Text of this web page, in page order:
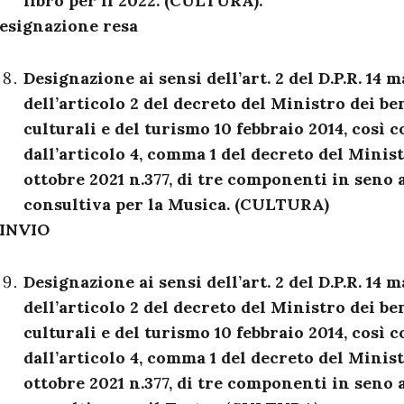
resa
Designazione ai sensi dell’art. 2 del D.P.R. 14
dell’articolo 2 del decreto del Ministro dei
culturali e del turismo 10 febbraio 2014, così
dall’articolo 4, comma 1 del decreto del
ottobre 2021 n.377, di tre componenti in seno
consultiva per la Musica. (CULTURA)
Designazione ai sensi dell’art. 2 del D.P.R. 14
dell’articolo 2 del decreto del Ministro dei
culturali e del turismo 10 febbraio 2014, così
dall’articolo 4, comma 1 del decreto del
ottobre 2021 n.377, di tre componenti in seno